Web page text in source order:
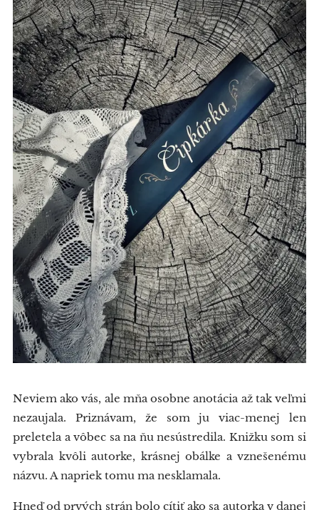
Neviem ako vás, ale mňa osobne anotácia až tak veľmi
nezaujala. Priznávam, že som ju viac-menej len
preletela a vôbec sa na ňu nesústredila. Knižku som si
vybrala kvôli autorke, krásnej obálke a vznešenému
názvu. A napriek tomu ma nesklamala.
Hneď od prvých strán bolo cítiť ako sa autorka v danej